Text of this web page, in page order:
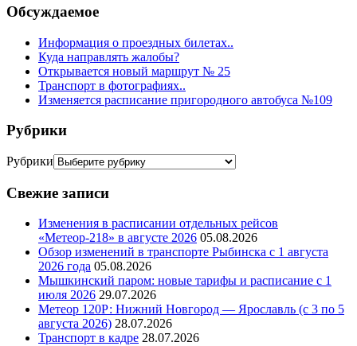
Обсуждаемое
Информация о проездных билетах..
Куда направлять жалобы?
Открывается новый маршрут № 25
Транспорт в фотографиях..
Изменяется расписание пригородного автобуса №109
Рубрики
Рубрики
Свежие записи
Изменения в расписании отдельных рейсов
«Метеор-218» в августе 2026 05.08.2026
Обзор изменений в транспорте Рыбинска с 1 августа
2026 года 05.08.2026
Мышкинский паром: новые тарифы и расписание с 1
июля 2026 29.07.2026
Метеор 120Р: Нижний Новгород — Ярославль (с 3 по 5
августа 2026) 28.07.2026
Транспорт в кадре 28.07.2026